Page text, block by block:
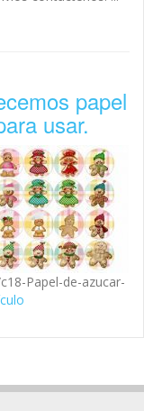
papel
usar.
Papel-de-azucar-